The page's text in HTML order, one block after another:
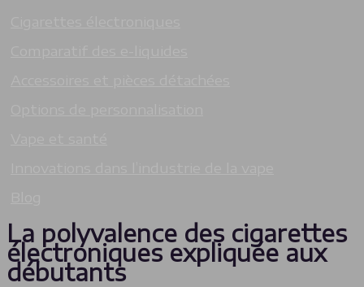
La polyvalence des cigarettes
électroniques expliquée aux
débutants